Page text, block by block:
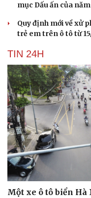
mục Dấu ấn của năm
Quy định mới về xử
trẻ em trên ô tô từ
TIN 24H
Một xe ô tô biển Hà